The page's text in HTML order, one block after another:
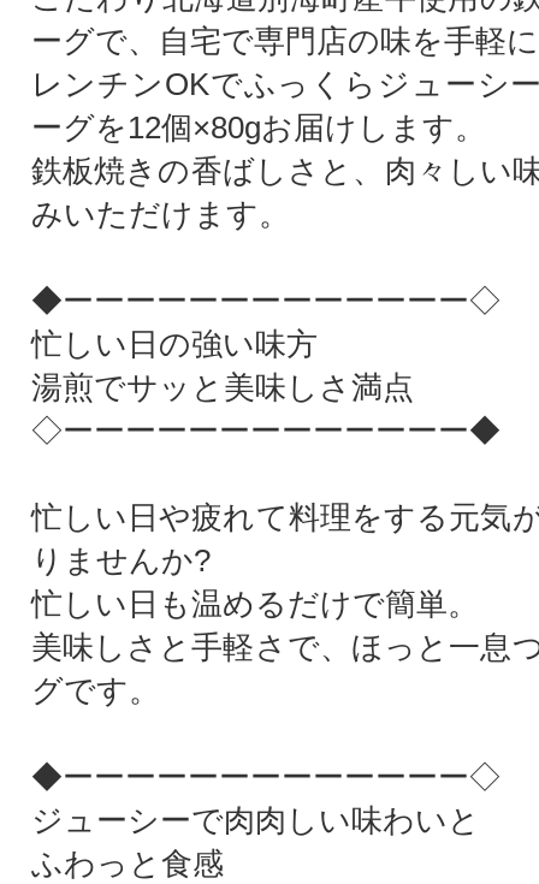
ーグで、自宅で専門店の味を手軽
レンチンOKでふっくらジューシ
ーグを12個×80gお届けします。
鉄板焼きの香ばしさと、肉々しい
みいただけます。
◆ーーーーーーーーーーーーー◇
忙しい日の強い味方
湯煎でサッと美味しさ満点
◇ーーーーーーーーーーーーー◆
忙しい日や疲れて料理をする元気
りませんか?
忙しい日も温めるだけで簡単。
美味しさと手軽さで、ほっと一息
グです。
◆ーーーーーーーーーーーーー◇
ジューシーで肉肉しい味わいと
ふわっと食感